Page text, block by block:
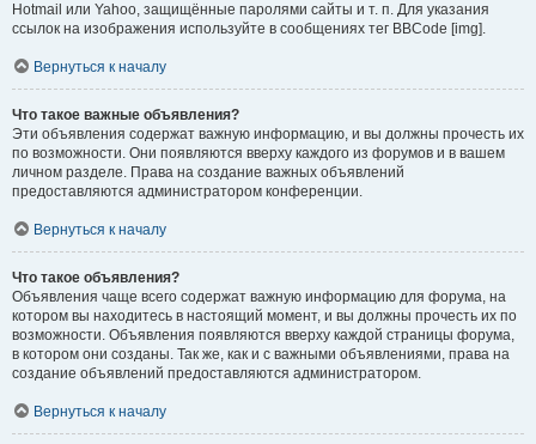
Hotmail или Yahoo, защищённые паролями сайты и т. п. Для указания
ссылок на изображения используйте в сообщениях тег BBCode [img].
Вернуться к началу
Что такое важные объявления?
Эти объявления содержат важную информацию, и вы должны прочесть их
по возможности. Они появляются вверху каждого из форумов и в вашем
личном разделе. Права на создание важных объявлений
предоставляются администратором конференции.
Вернуться к началу
Что такое объявления?
Объявления чаще всего содержат важную информацию для форума, на
котором вы находитесь в настоящий момент, и вы должны прочесть их по
возможности. Объявления появляются вверху каждой страницы форума,
в котором они созданы. Так же, как и с важными объявлениями, права на
создание объявлений предоставляются администратором.
Вернуться к началу